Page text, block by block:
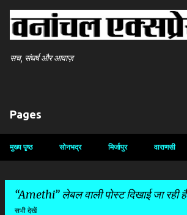
सीधे मुख्य सामग्री पर जाएं
सच, संघर्ष और आवाज़
Pages
मुख्य पृष्ठ सोनभद्र मिर्जापुर वाराणसी
Amethi लेबल वाली पोस्ट दिखाई जा रही हैं
सभी देखें